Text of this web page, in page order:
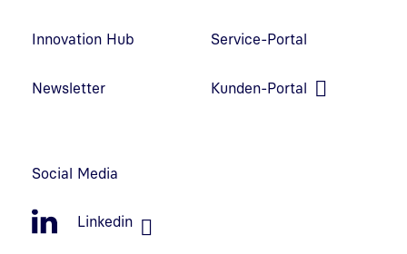
Innovation Hub
Newsletter
Service-Portal
Kunden-Portal
Social Media
Linkedin